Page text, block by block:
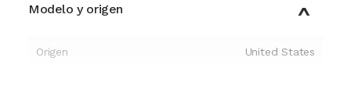
Modelo y origen
Origen United States